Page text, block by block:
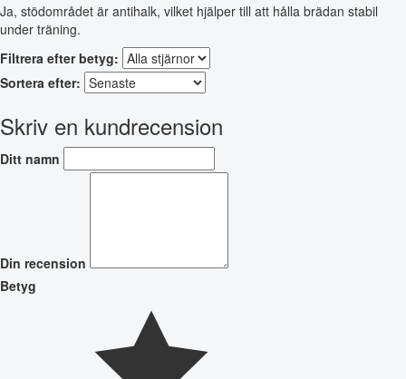
Ja, stödområdet är antihalk, vilket hjälper till att hålla brädan stabil
under träning.
Filtrera efter betyg:
Sortera efter:
Skriv en kundrecension
Ditt namn
Din recension
Betyg